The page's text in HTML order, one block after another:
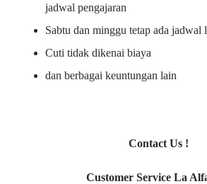
jadwal pengajaran
Sabtu dan minggu tetap ada jadwal
Cuti tidak dikenai biaya
dan berbagai keuntungan lain
Contact Us !
Customer Service La